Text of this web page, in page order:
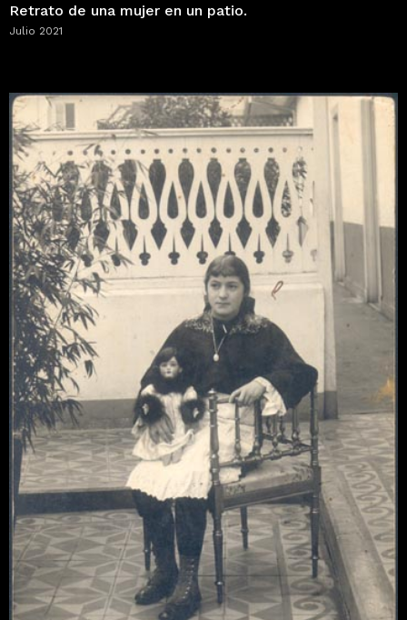
Retrato de una mujer en un patio.
Julio 2021